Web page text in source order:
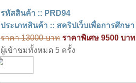
รหัสสินค้า :: PRD94
ประเภทสินค้า :: สคริปเว็บเพื่อการศึกษา
ราคา13000บาท ราคาพิเศษ 9500 บาท
ผู้เข้าชมทั้งหมด 5 ครั้ง